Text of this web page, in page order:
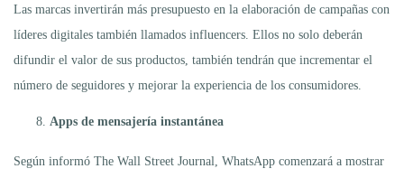
Las marcas invertirán más presupuesto en la elaboración de campañas con
líderes digitales también llamados influencers. Ellos no solo deberán
difundir el valor de sus productos, también tendrán que incrementar el
número de seguidores y mejorar la experiencia de los consumidores.
Apps de mensajería instantánea
Según informó The Wall Street Journal, WhatsApp comenzará a mostrar